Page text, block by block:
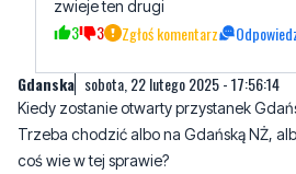
zwieje ten drugi
3 3 Zgłoś komentarz
Gdanska sobota, 22 lutego 2025 - 17:56:14
Kiedy zostanie otwarty przystanek
Trzeba chodzić albo na Gdańską NŻ,
coś wie w tej sprawie?